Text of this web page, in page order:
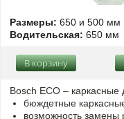
Размеры: 650 и 500 мм
Водительская: 650 мм
В корзину
Bosch ECO – каркасные
бюждетные
возможность замены